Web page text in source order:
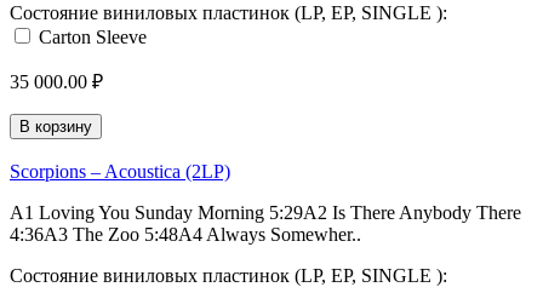
Состояние виниловых пластинок (LP, EP, SINGLE ):
Carton Sleeve
35 000.00 ₽
В корзину
Scorpions – Acoustica (2LP)
A1 Loving You Sunday Morning 5:29A2 Is There Anybody There
4:36A3 The Zoo 5:48A4 Always Somewher..
Состояние виниловых пластинок (LP, EP, SINGLE ):